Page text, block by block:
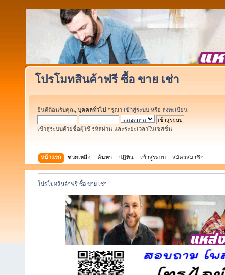
โปรโมทสินค้าฟรี ซื้อ ขาย เช่า
ยินดีต้อนรับคุณ, บุคคลทั่วไป กรุณา เข้าสู่ระบบ หรือ ลงทะเบียน
เข้าสู่ระบบด้วยชื่อผู้ใช้ รหัสผ่าน และระยะเวลาในเซสชั่น
หน้าแรก ช่วยเหลือ ค้นหา ปฏิทิน เข้าสู่ระบบ สมัครสมาชิก
โปรโมทสินค้าฟรี ซื้อ ขาย เช่า